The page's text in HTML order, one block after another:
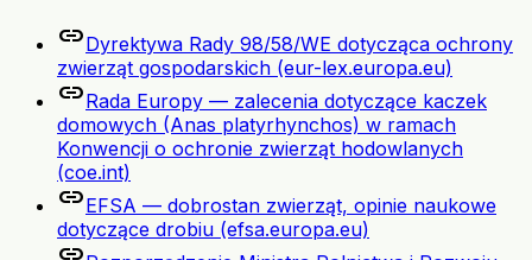
linkDyrektywa Rady 98/58/WE dotycząca ochrony
zwierząt gospodarskich (eur-lex.europa.eu)
linkRada Europy — zalecenia dotyczące kaczek
domowych (Anas platyrhynchos) w ramach
Konwencji o ochronie zwierząt hodowlanych
(coe.int)
linkEFSA — dobrostan zwierząt, opinie naukowe
dotyczące drobiu (efsa.europa.eu)